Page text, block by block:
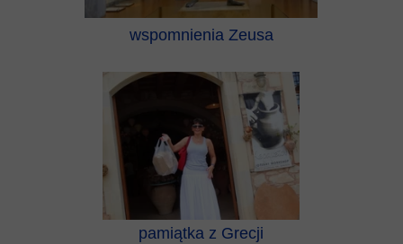
wspomnienia Zeusa
pamiątka z Grecji